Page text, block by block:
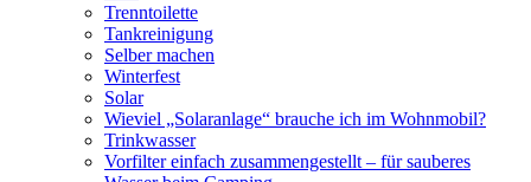
Trenntoilette
Tankreinigung
Selber machen
Winterfest
Solar
Wieviel „Solaranlage“ brauche ich im Wohnmobil?
Trinkwasser
Vorfilter einfach zusammengestellt – für sauberes